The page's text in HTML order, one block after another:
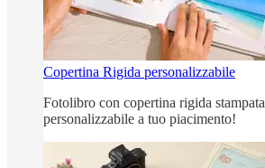
Copertina Rigida personalizzabile
Fotolibro con copertina rigida
personalizzabile a tuo piacimento!